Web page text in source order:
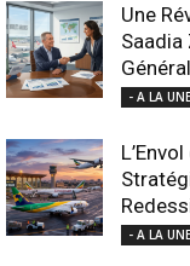
Une
- A LA UNE
- A LA UNE